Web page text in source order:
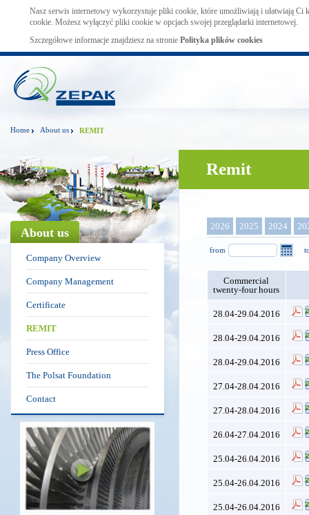
Nasz serwis internetowy wykorzystuje pliki cookie, które umożliwiają i ułatwiają Ci
cookie. Możesz wyłączyć pliki cookie w opcjach swojej przeglądarki internetowej.
Szczegółowe informacje znajdziesz na stronie Polityka plików cookies
Home About us REMIT
About us
Company Overview
Company Management
Certificate
REMIT
Press Office
The Polsat Foundation
Contact
Remit
2026 2025 2024
from
Commercial
twenty-four hours
28.04-29.04.2016
28.04-29.04.2016
28.04-29.04.2016
27.04-28.04.2016
27.04-28.04.2016
26.04-27.04.2016
25.04-26.04.2016
25.04-26.04.2016
25.04-26.04.2016